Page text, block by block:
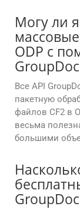
Могу ли
ODP с
Все API
пакетную
файлов CF2 в
весьма
большими